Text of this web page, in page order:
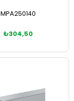
MPA250140
₺304,50